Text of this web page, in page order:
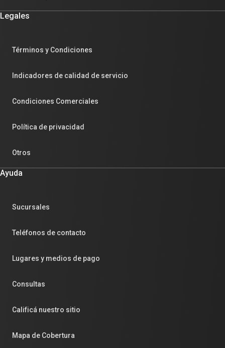
Legales
Términos y Condiciones
Indicadores de calidad de servicio
Condiciones Comerciales
Política de privacidad
Otros
Ayuda
Sucursales
Teléfonos de contacto
Lugares y medios de pago
Consultas
Calificá nuestro sitio
Mapa de Cobertura